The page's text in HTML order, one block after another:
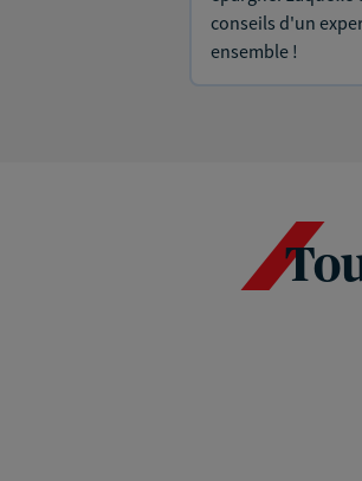
conseils d'un
ensemble !